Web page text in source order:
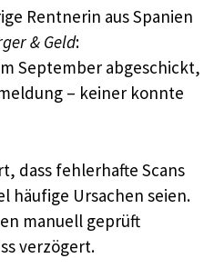
Rentnerin aus Spanien
& Geld:
September abgeschickt,
– keiner konnte
dass fehlerhafte Scans
häufige Ursachen seien.
manuell geprüft
verzögert.